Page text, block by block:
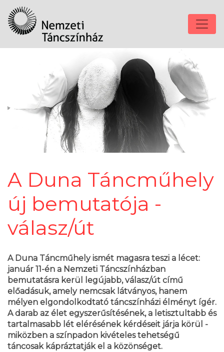
A Duna Táncműhely
új bemutatója -
válasz/út
A Duna Táncműhely ismét magasra teszi a lécet:
január 11-én a Nemzeti Táncszínházban
bemutatásra kerül legújabb, válasz/út című
előadásuk, amely nemcsak látványos, hanem
mélyen elgondolkodtató táncszínházi élményt ígér.
A darab az élet egyszerűsítésének, a letisztultabb és
tartalmasabb lét elérésének kérdéseit járja körül -
miközben a színpadon kivételes tehetségű
táncosak kápráztatják el a közönséget.